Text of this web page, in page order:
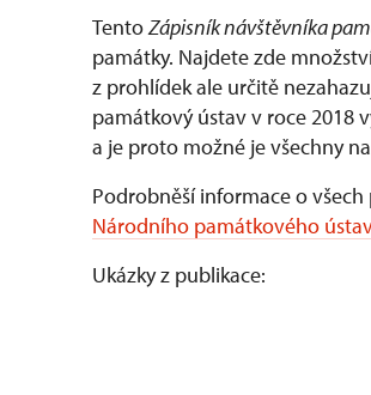
TentoZápisník návštěvníka
památky. Najdete zde
z prohlídek ale určitě
památkový ústav v roce 2018
a je proto možné je všechny
Podrobněší informace o
Národního památkového
Ukázky z publikace: